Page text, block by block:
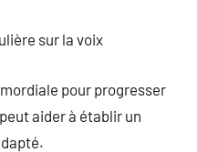
sur la voix
pour progresser
aider à établir un